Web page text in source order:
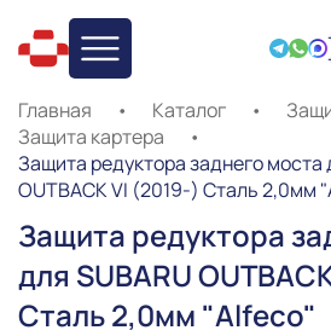
Главная • Каталог •
Защита картера
•
Защита редуктора заднего моста
OUTBACK VI (2019-) Сталь 2,0мм
Защита редуктора
для SUBARU
Сталь 2,0мм "Alfeco"